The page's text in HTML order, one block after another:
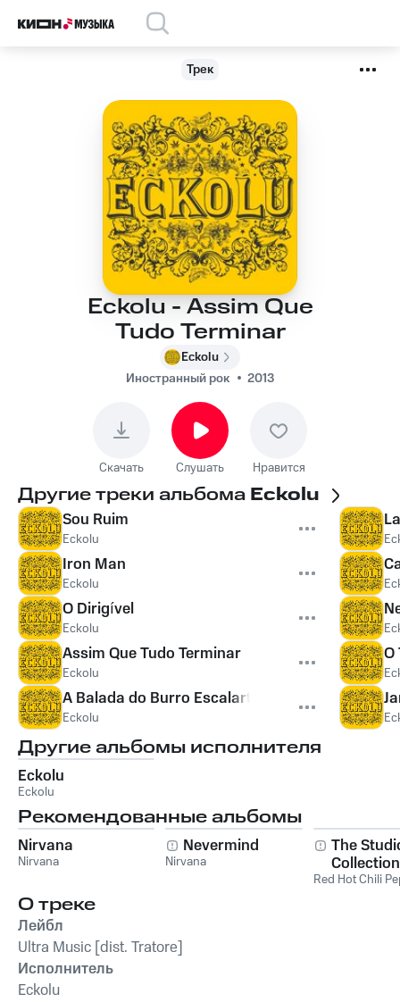
Трек
Eckolu - Assim Que
Tudo Terminar
Eckolu
Иностранный рок
2013
Скачать Слушать Нравится
Другие треки альбома Eckolu
Sou Ruim
Eckolu
Iron Man
Eckolu
O Dirigível
Eckolu
Assim Que Tudo Terminar
Eckolu
A Balada do Burro Escalarte
Eckolu
O
Другие альбомы исполнителя
Eckolu
Eckolu
Рекомендованные альбомы
Nirvana
Nirvana
Nevermind
Nirvana
The
Collection
Red Hot Chili
О треке
Лейбл
Ultra Music [dist. Tratore]
Исполнитель
Eckolu